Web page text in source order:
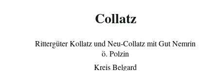
Collatz
Rittergüter Kollatz und Neu-Collatz mit Gut Nemrin
ö. Polzin
Kreis Belgard